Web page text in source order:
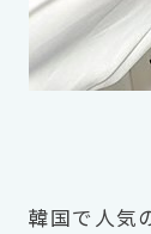
韓国で人気